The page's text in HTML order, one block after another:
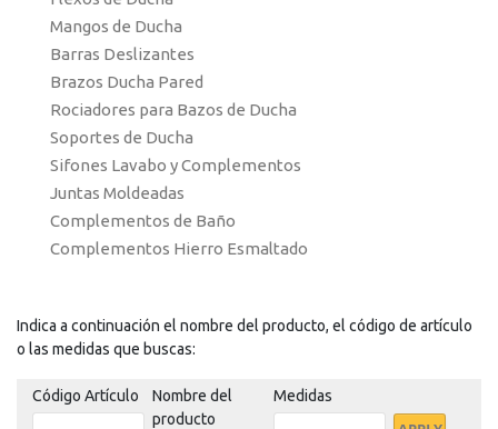
Mangos de Ducha
Barras Deslizantes
Brazos Ducha Pared
Rociadores para Bazos de Ducha
Soportes de Ducha
Sifones Lavabo y Complementos
Juntas Moldeadas
Complementos de Baño
Complementos Hierro Esmaltado
Indica a continuación el nombre del producto, el código de artículo
o las medidas que buscas:
Código Artículo
Nombre del
producto
Medidas